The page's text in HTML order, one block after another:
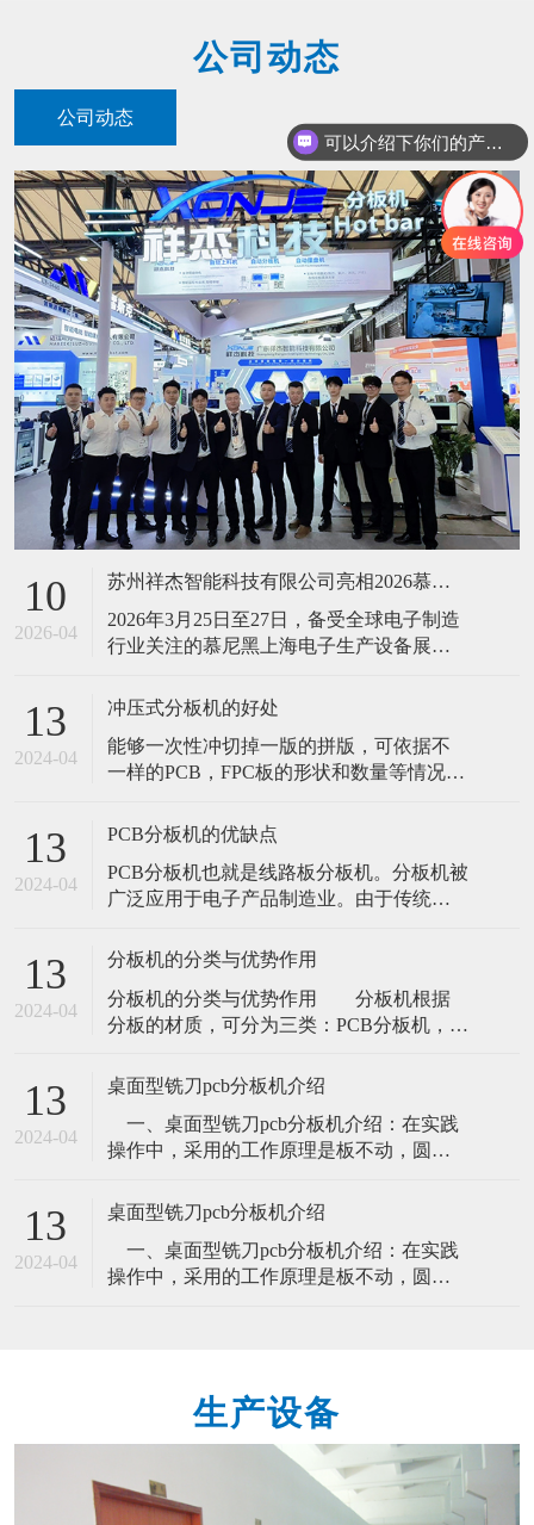
公司动态
公司动态
10
2026-04
苏州祥杰智能科技有限公司亮相2026慕尼黑上海电子生产设备展，智启电子智造新征程
2026年3月25日至27日，备受全球电子制造
行业关注的慕尼黑上海电子生产设备展
览中心圆满落幕。本次展会汇聚了1156家
了67184名专业观众莅临参观，成为亚洲区
域电子制造技术交流及产业协同合作的重
13
2024-04
冲压式分板机的好处
能够一次性冲切掉一版的拼版，可依据不
一样的PCB，FPC板的形状和数量等情况来
类似的机种进行生产
13
2024-04
PCB分板机的优缺点
PCB分板机也就是线路板分板机。分板机被
广泛应用于电子产品制造业。由于传统的
品品质造成严重影响，所以人工折板已基
点如下1、走刀式分板机 优点：成本低 缺
点：只能进行直线分板。有毛边 有应力。
13
2024-04
分板机的分类与优势作用
​分板机的分类与优势作用​ 分板机根据
分板的材质，可分为三类：PCB分板机，
板方式，可分为：刀式分板机、冲压式分
型分割机。 分板机的主要优势作用有
提高生产效率、 提高产品质量、降低制造
13
2024-04
桌面型铣刀pcb分板机介绍
一、桌面型铣刀pcb分板机介绍：在实践
操作中，采用的工作原理是板不动，圆刀
板电子元件在切割过程中，不受到危害，
大大提高了分板品质。要知道，设备在分
板的过程中，都是会出现许多的磨损情
况，而祥杰分板机因为其独特的分板方式
13
2024-04
桌面型铣刀pcb分板机介绍
一、桌面型铣刀pcb分板机介绍：在实践
操作中，采用的工作原理是板不动，圆刀
况，而祥杰分板机因为其独特的分板方式
就能极好的防止这一点。其圆刀滑移速
生产设备
可以介绍下你们的产品么